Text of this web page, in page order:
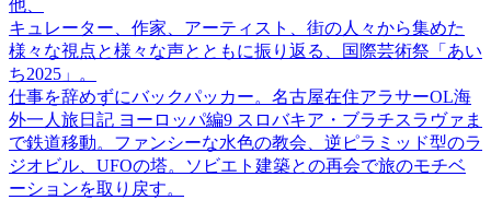
他、
キュレーター、作家、アーティスト、街の人々から集めた
様々な視点と様々な声とともに振り返る、国際芸術祭「あい
ち2025」。
仕事を辞めずにバックパッカー。名古屋在住アラサーOL海
外一人旅日記 ヨーロッパ編9 スロバキア・ブラチスラヴァま
で鉄道移動。ファンシーな水色の教会、逆ピラミッド型のラ
ジオビル、UFOの塔。ソビエト建築との再会で旅のモチベ
ーションを取り戻す。